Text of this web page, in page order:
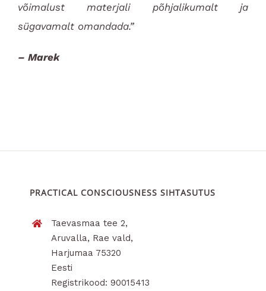
võimalust materjali põhjalikumalt ja
sügavamalt omandada.”
– Marek
PRACTICAL CONSCIOUSNESS SIHTASUTUS
Taevasmaa tee 2,
Aruvalla, Rae vald,
Harjumaa 75320
Eesti
Registrikood: 90015413